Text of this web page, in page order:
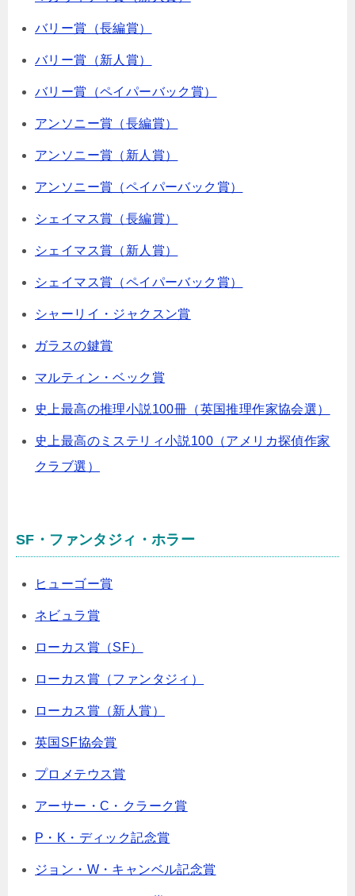
バリー賞（長編賞）
バリー賞（新人賞）
バリー賞（ペイパーバック賞）
アンソニー賞（長編賞）
アンソニー賞（新人賞）
アンソニー賞（ペイパーバック賞）
シェイマス賞（長編賞）
シェイマス賞（新人賞）
シェイマス賞（ペイパーバック賞）
シャーリイ・ジャクスン賞
ガラスの鍵賞
マルティン・ベック賞
史上最高の推理小説100冊（英国推理作家協会選）
史上最高のミステリィ小説100（アメリカ探偵作家
クラブ選）
SF・ファンタジィ・ホラー
ヒューゴー賞
ネビュラ賞
ローカス賞（SF）
ローカス賞（ファンタジィ）
ローカス賞（新人賞）
英国SF協会賞
プロメテウス賞
アーサー・C・クラーク賞
P・K・ディック記念賞
ジョン・W・キャンベル記念賞